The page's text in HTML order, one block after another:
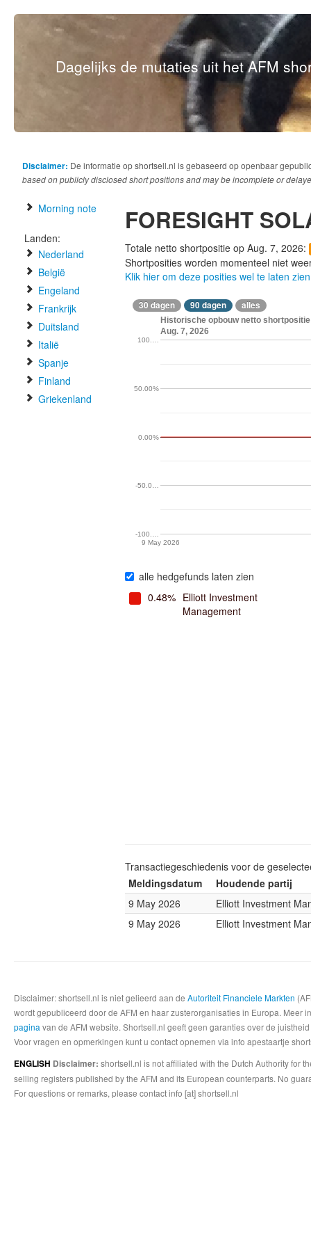
Dagelijks de mutaties uit het AFM
Disclaimer: De informatie op shortsell.nl is gebaseerd op openbaar
based on publicly disclosed short positions and may be incomplete or
Morning note
Landen:
Nederland
België
Engeland
Frankrijk
Duitsland
Italië
Spanje
Finland
Griekenland
FORESIGHT
Totale netto shortpositie op Aug. 7, 2026:
Shortposities worden momenteel niet
Klik hier om deze posities wel te laten zien
30 dagen 90 dagen alles
Historische opbouw netto shortpositie
Aug. 7, 2026
9 May 2026
-100.…
-50.0…
0.00%
50.00%
100.…
alle hedgefunds laten zien
0.48% Elliott Investment
Management
Transactiegeschiedenis voor de
Meldingsdatum
Houdende partij
9 May 2026
Elliott Investment
9 May 2026
Elliott Investment
Disclaimer: shortsell.nl is niet gelieerd aan de Autoriteit Financiele Markten
wordt gepubliceerd door de AFM en haar zusterorganisaties in Europa.
pagina van de AFM website. Shortsell.nl geeft geen garanties over de
Voor vragen en opmerkingen kunt u contact opnemen via info apestaartje
ENGLISH Disclaimer: shortsell.nl is not affiliated with the Dutch Authority for
selling registers published by the AFM and its European counterparts. No
For questions or remarks, please contact info [at] shortsell.nl